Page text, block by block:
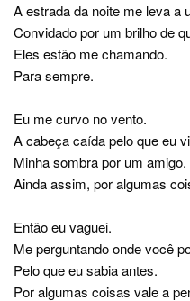
A estrada da noite me leva a
Convidado por um brilho de
Eles estão me chamando.
Para sempre.
Eu me curvo no vento.
A cabeça caída pelo que eu
Minha sombra por um amigo.
Ainda assim, por algumas
Então eu vaguei.
Me perguntando onde você
Pelo que eu sabia antes.
Por algumas coisas vale a